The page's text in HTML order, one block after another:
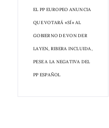
EL PP EUROPEO ANUNCIA
QUE VOTARÁ «SÍ» AL
GOBIERNO DE VON DER
LAYEN, RIBERA INCLUIDA,
PESE A LA NEGATIVA DEL
PP ESPAÑOL